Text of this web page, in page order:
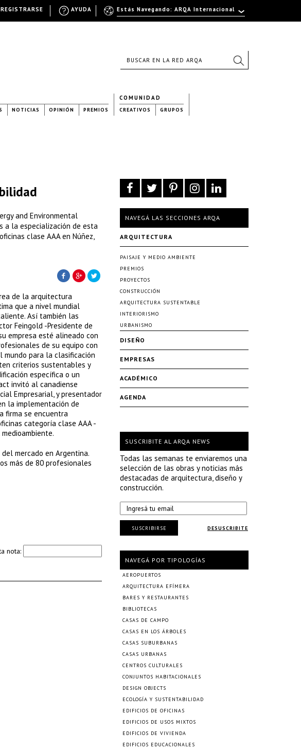
NOTICIAS OPINIÓN PREMIOS
COMUNIDAD
CREATIVOS GRUPOS
and Environmental
a la especialización de esta
clase AAA en Núñez,
de la arquitectura
que a nivel mundial
Así también las
Feingold -Presidente de
empresa esté alineado con
de su equipo con
mundo para la clasificación
criterios sustentables y
específica o un
invitó al canadiense
Empresarial, y presentador
la implementación de
firma se encuentra
categoría clase AAA -
mercado en Argentina.
más de 80 profesionales
nota:
NAVEGÁ LAS SECCIONES ARQA
ARQUITECTURA
PAISAJE Y MEDIO AMBIENTE
PREMIOS
PROYECTOS
CONSTRUCCIÓN
ARQUITECTURA SUSTENTABLE
INTERIORISMO
URBANISMO
DISEÑO
EMPRESAS
ACADÉMICO
AGENDA
SUSCRIBITE AL ARQA NEWS
Todas las semanas te enviaremos una
selección de las obras y noticias más
destacadas de arquitectura, diseño y
construcción.
DESUSCRIBITE
SUSCRIBIRSE
NAVEGÁ POR TIPOLOGÍAS
AEROPUERTOS
ARQUITECTURA EFÍMERA
BARES Y RESTAURANTES
BIBLIOTECAS
CASAS DE CAMPO
CASAS EN LOS ÁRBOLES
CASAS SUBURBANAS
CASAS URBANAS
CENTROS CULTURALES
CONJUNTOS HABITACIONALES
DESIGN OBJECTS
ECOLOGÍA Y SUSTENTABILIDAD
EDIFICIOS DE OFICINAS
EDIFICIOS DE USOS MIXTOS
EDIFICIOS DE VIVIENDA
EDIFICIOS EDUCACIONALES
Estás Navegando: ARQA Internacional
AYUDA